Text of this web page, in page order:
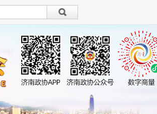
繁體